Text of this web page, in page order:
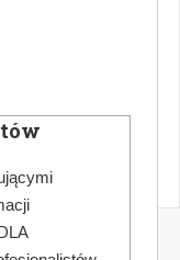
bez